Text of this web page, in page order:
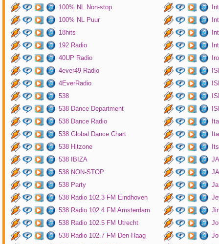
100% NL Non-stop
100% NL Puur
18hits
192 Radio
40UP Radio
4ever49 Radio
4EverRadio
538
538 Dance Department
538 Dance Radio
538 Global Dance Chart
538 Hitzone
538 IBIZA
538 NON-STOP
538 Party
538 Radio 102.3 FM Eindhoven
538 Radio 102.4 FM Amsterdam
538 Radio 102.5 FM Utrecht
538 Radio 102.7 FM Den Haag